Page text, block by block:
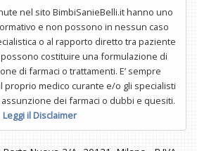
nel sito BimbiSanieBelli.it hanno uno
e non possono in nessun caso
o al rapporto diretto tra paziente
costituire una formulazione di
di farmaci o trattamenti. E’ sempre
medico curante e/o gli specialisti
dei farmaci o dubbi e quesiti.
Leggi il Disclaimer